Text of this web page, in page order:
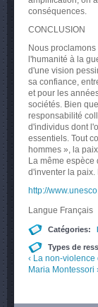
conséquences.
CONCLUSION
Nous
l'humanité à la
d'une vision
sa confiance,
et pour les
sociétés. Bien
responsabilité
d'individus dont
essentiels. Tout
hommes », la
La même
d'inventer la
http://
Langue Français
Catégories:
Types de
‹ La non-
Maria Montessori